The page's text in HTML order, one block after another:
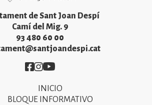
de Sant Joan Despí
Camí del Mig. 9
93 480 60 00
Imatge
Imatge
Imatge
INICIO
BLOQUE INFORMATIVO